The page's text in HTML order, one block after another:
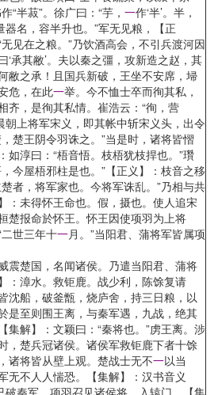
“半菽”。徐广曰：“芋， 一作‘半’。半，
器名，容半升也。”军无见粮，【正
见在之粮。”乃饮酒高会，不引兵渡河因
‘承其敝’。夫以秦之彊，攻新造之赵，其
敝之承！且国兵新破，王坐不安席，埽
危，在此一举。今不恤士卒而徇其私，
齐，是徇其私情。崔浩云：“徇，营
朝上将军宋义，即其帐中斩宋义头，出令
楚王阴令羽诛之。”当是时，诸将皆慴
如淳曰：“梧音悟。枝梧犹枝捍也。”瓚
今屋梧邪柱是也。”【正义】：枝音之移
者，将军家也。今将军诛乱。”乃相与共
：未得怀王命也。假，摄也。使人追宋
楚报命於怀王。怀王因使项羽为上将
世三年十一月。”当阳君、蒲将军皆属项
楚国，名闻诸侯。乃遣当阳君、蒲将
：漳水。救钜鹿。战少利，陈馀复请
沈船，破釜甑，烧庐舍，持三日粮，以
是至则围王离，与秦军遇，九战，绝其
集解】：文颖曰：“秦将也。”虏王离。涉
，楚兵冠诸侯。诸侯军救钜鹿下者十馀
诸将皆从壁上观。楚战士无不一以当
无不人人惴恐。【集解】：汉书音义
破秦军，项羽召见诸侯将，入辕门，【集